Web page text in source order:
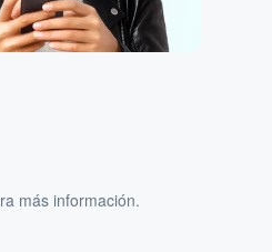
más información.